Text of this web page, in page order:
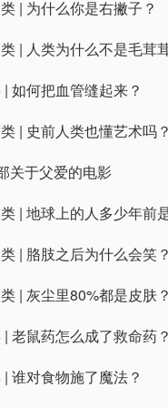
| 为什么你是右撇子？
| 人类为什么不是毛茸
| 如何把血管缝起来？
| 史前人类也懂艺术吗？
关于父爱的电影
| 地球上的人多少年前
| 胳肢之后为什么会笑？
| 灰尘里80%都是皮肤？
| 老鼠药怎么成了救命药？
| 谁对食物施了魔法？